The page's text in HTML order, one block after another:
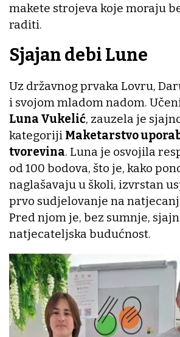
makete strojeva koje moraju
raditi.
Sjajan debi Lune
Uz državnog prvaka Lovru,
i svojom mladom nadom.
Luna Vukelić, zauzela je
kategoriji Maketarstvo
tvorevina. Luna je osvojila
od 100 bodova, što je, kako
naglašavaju u školi, izvrstan
prvo sudjelovanje na
Pred njom je, bez sumnje,
natjecateljska budućnost.